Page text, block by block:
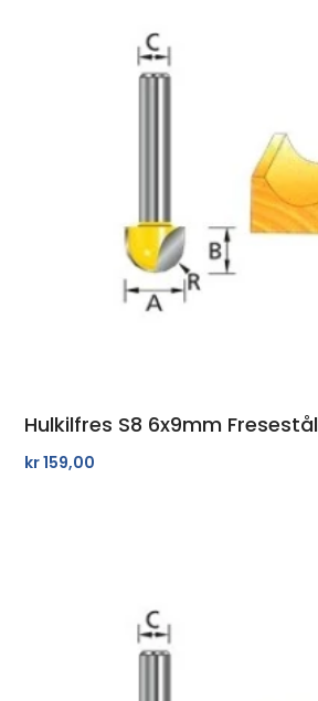
Hulkilfres S8 6x9mm Fresestål
kr159,00